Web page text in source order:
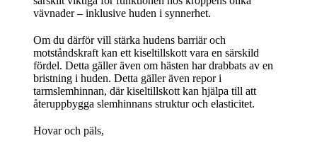
vävnader – inklusive huden i synnerhet.
Om du därför vill stärka hudens barriär och
motståndskraft kan ett kiseltillskott vara en särskild
fördel. Detta gäller även om hästen har drabbats av en
bristning i huden. Detta gäller även repor i
tarmslemhinnan, där kiseltillskott kan hjälpa till att
återuppbygga slemhinnans struktur och elasticitet.
Hovar och päls,